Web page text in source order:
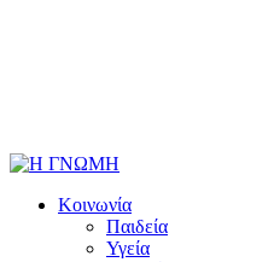
Κοινωνία
Παιδεία
Υγεία